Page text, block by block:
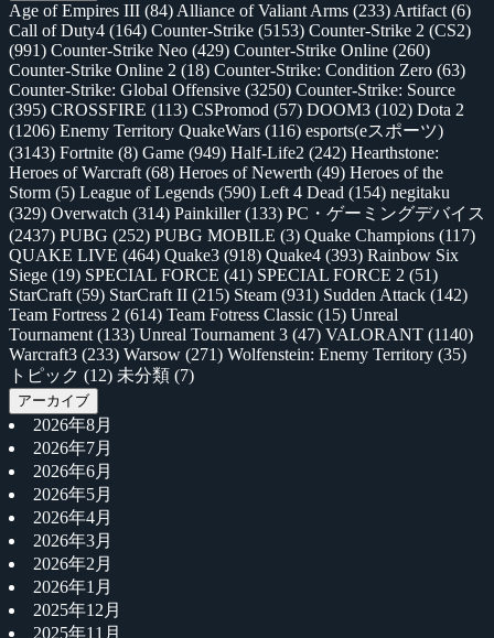
Age of Empires III (84) Alliance of Valiant Arms (233) Artifact (6)
Call of Duty4 (164) Counter-Strike (5153) Counter-Strike 2 (CS2)
(991) Counter-Strike Neo (429) Counter-Strike Online (260)
Counter-Strike Online 2 (18) Counter-Strike: Condition Zero (63)
Counter-Strike: Global Offensive (3250) Counter-Strike: Source
(395) CROSSFIRE (113) CSPromod (57) DOOM3 (102) Dota 2
(1206) Enemy Territory QuakeWars (116) esports(eスポーツ)
(3143) Fortnite (8) Game (949) Half-Life2 (242) Hearthstone:
Heroes of Warcraft (68) Heroes of Newerth (49) Heroes of the
Storm (5) League of Legends (590) Left 4 Dead (154) negitaku
(329) Overwatch (314) Painkiller(133) PC・ゲーミングデバイス
(2437) PUBG (252) PUBG MOBILE (3) Quake Champions (117)
QUAKE LIVE (464) Quake3 (918) Quake4 (393) Rainbow Six
Siege (19) SPECIAL FORCE (41) SPECIAL FORCE 2 (51)
StarCraft (59) StarCraft II (215) Steam (931) Sudden Attack (142)
Team Fortress 2 (614) Team Fotress Classic (15) Unreal
Tournament (133) Unreal Tournament 3 (47) VALORANT (1140)
Warcraft3 (233) Warsow (271) Wolfenstein: Enemy Territory (35)
トピック (12) 未分類 (7)
アーカイブ
2026年8月
2026年7月
2026年6月
2026年5月
2026年4月
2026年3月
2026年2月
2026年1月
2025年12月
2025年11月